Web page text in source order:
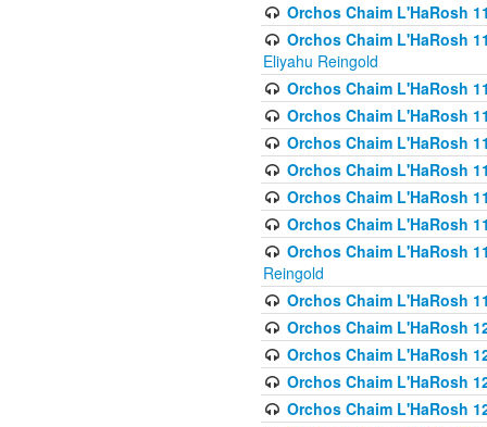
Orchos Chaim L'HaRosh
Orchos Chaim L'HaRosh
Eliyahu Reingold
Orchos Chaim L'HaRosh
Orchos Chaim L'HaRosh
Orchos Chaim L'HaRosh
Orchos Chaim L'HaRosh
Orchos Chaim L'HaRosh
Orchos Chaim L'HaRosh
Orchos Chaim L'HaRosh
Reingold
Orchos Chaim L'HaRosh
Orchos Chaim L'HaRosh
Orchos Chaim L'HaRosh
Orchos Chaim L'HaRosh
Orchos Chaim L'HaRosh